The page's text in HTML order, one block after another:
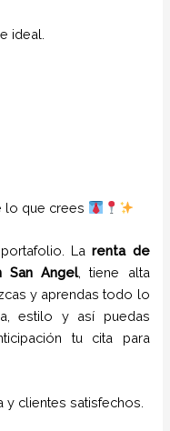
ideal.
lo que crees
Larenta de
San Angel, tiene alta
y aprendas todo lo
estilo y así puedas
tu cita para
clientes satisfechos.